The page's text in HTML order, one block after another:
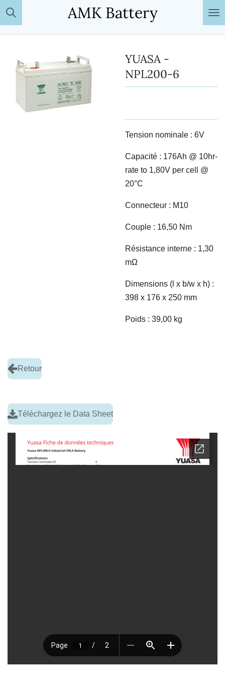
Passer
au
AMK Battery
YUASA -
NPL200-6
Tension nominale : 6V
Capacité : 176Ah @ 10hr-
rate to 1,80V per cell @
20°C
Connecteur : M10
Couple : 16,50 Nm
Résistance interne : 1,30
mΩ
Dimensions (l x b/w x h) :
398 x 176 x 250 mm
Poids : 39,00 kg
Retour
Téléchargez le Data Sheet